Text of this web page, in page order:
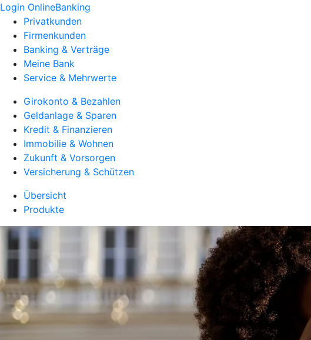
Login OnlineBanking
Privatkunden
Firmenkunden
Banking & Verträge
Meine Bank
Service & Mehrwerte
Girokonto & Bezahlen
Geldanlage & Sparen
Kredit & Finanzieren
Immobilie & Wohnen
Zukunft & Vorsorgen
Versicherung & Schützen
Übersicht
Produkte